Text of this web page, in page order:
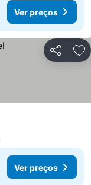
Ver preços
Partilhar
Ver preços